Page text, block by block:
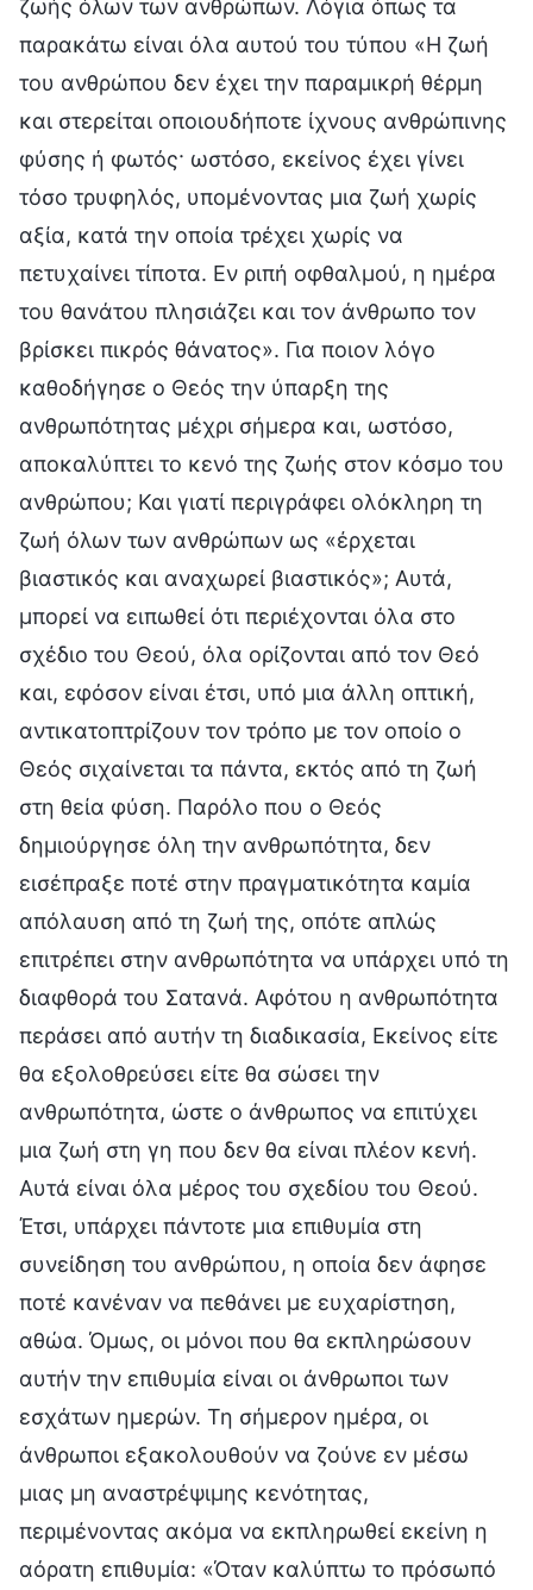
ζωής όλων των ανθρώπων. Λόγια όπως τα
παρακάτω είναι όλα αυτού του τύπου «Η ζωή
του ανθρώπου δεν έχει την παραμικρή θέρμη
και στερείται οποιουδήποτε ίχνους ανθρώπινης
φύσης ή φωτός· ωστόσο, εκείνος έχει γίνει
τόσο τρυφηλός, υπομένοντας μια ζωή χωρίς
αξία, κατά την οποία τρέχει χωρίς να
πετυχαίνει τίποτα. Εν ριπή οφθαλμού, η ημέρα
του θανάτου πλησιάζει και τον άνθρωπο τον
βρίσκει πικρός θάνατος». Για ποιον λόγο
καθοδήγησε ο Θεός την ύπαρξη της
ανθρωπότητας μέχρι σήμερα και, ωστόσο,
αποκαλύπτει το κενό της ζωής στον κόσμο του
ανθρώπου; Και γιατί περιγράφει ολόκληρη τη
ζωή όλων των ανθρώπων ως «έρχεται
βιαστικός και αναχωρεί βιαστικός»; Αυτά,
μπορεί να ειπωθεί ότι περιέχονται όλα στο
σχέδιο του Θεού, όλα ορίζονται από τον Θεό
και, εφόσον είναι έτσι, υπό μια άλλη οπτική,
αντικατοπτρίζουν τον τρόπο με τον οποίο ο
Θεός σιχαίνεται τα πάντα, εκτός από τη ζωή
στη θεία φύση. Παρόλο που ο Θεός
δημιούργησε όλη την ανθρωπότητα, δεν
εισέπραξε ποτέ στην πραγματικότητα καμία
απόλαυση από τη ζωή της, οπότε απλώς
επιτρέπει στην ανθρωπότητα να υπάρχει υπό τη
διαφθορά του Σατανά. Αφότου η ανθρωπότητα
περάσει από αυτήν τη διαδικασία, Εκείνος είτε
θα εξολοθρεύσει είτε θα σώσει την
ανθρωπότητα, ώστε ο άνθρωπος να επιτύχει
μια ζωή στη γη που δεν θα είναι πλέον κενή.
Αυτά είναι όλα μέρος του σχεδίου του Θεού.
Έτσι, υπάρχει πάντοτε μια επιθυμία στη
συνείδηση του ανθρώπου, η οποία δεν άφησε
ποτέ κανέναν να πεθάνει με ευχαρίστηση,
αθώα. Όμως, οι μόνοι που θα εκπληρώσουν
αυτήν την επιθυμία είναι οι άνθρωποι των
εσχάτων ημερών. Τη σήμερον ημέρα, οι
άνθρωποι εξακολουθούν να ζούνε εν μέσω
μιας μη αναστρέψιμης κενότητας,
περιμένοντας ακόμα να εκπληρωθεί εκείνη η
αόρατη επιθυμία: «Όταν καλύπτω το πρόσωπό